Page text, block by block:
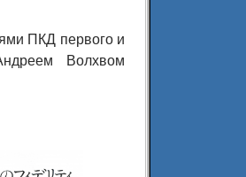
ПКД первого и
Волхвом